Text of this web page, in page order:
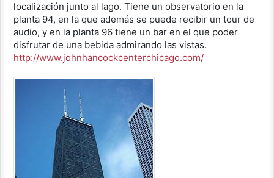
localización junto al lago. Tiene un observatorio en la
planta 94, en la que además se puede recibir un tour de
audio, y en la planta 96 tiene un bar en el que poder
disfrutar de una bebida admirando las vistas.
http://www.johnhancockcenterchicago.com/